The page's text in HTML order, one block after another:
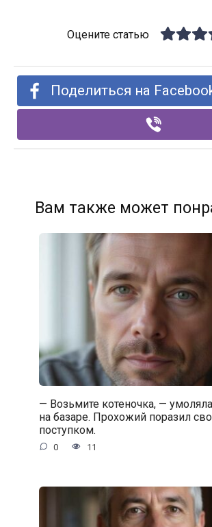
Оцените статью
Поделиться на
Вам также может
— Возьмите котеночка, —
на базаре. Прохожий поразил
поступком.
0 11